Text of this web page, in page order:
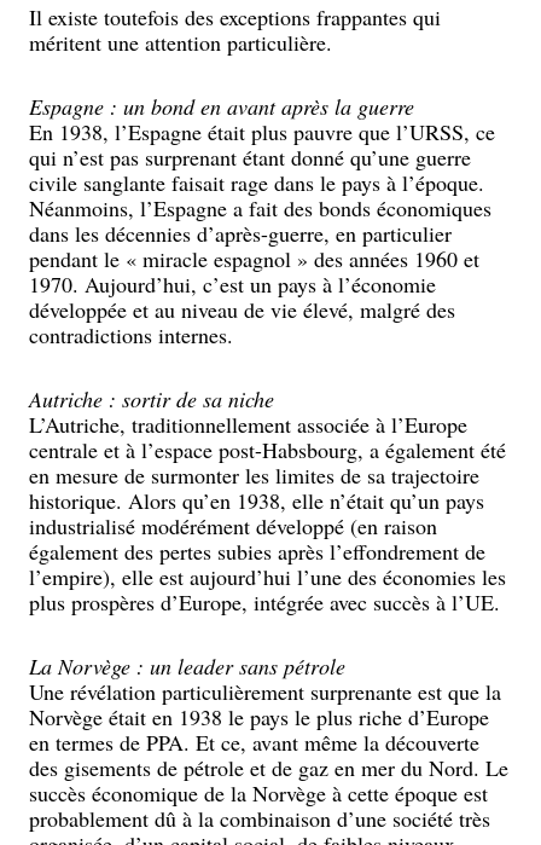
Il existe toutefois des exceptions frappantes qui
méritent une attention particulière.
Espagne : un bond en avant après la guerre
En 1938, l’Espagne était plus pauvre que l’URSS, ce
qui n’est pas surprenant étant donné qu’une guerre
civile sanglante faisait rage dans le pays à l’époque.
Néanmoins, l’Espagne a fait des bonds économiques
dans les décennies d’après-guerre, en particulier
pendant le « miracle espagnol » des années 1960 et
1970. Aujourd’hui, c’est un pays à l’économie
développée et au niveau de vie élevé, malgré des
contradictions internes.
Autriche : sortir de sa niche
L’Autriche, traditionnellement associée à l’Europe
centrale et à l’espace post-Habsbourg, a également été
en mesure de surmonter les limites de sa trajectoire
historique. Alors qu’en 1938, elle n’était qu’un pays
industrialisé modérément développé (en raison
également des pertes subies après l’effondrement de
l’empire), elle est aujourd’hui l’une des économies les
plus prospères d’Europe, intégrée avec succès à l’UE.
La Norvège : un leader sans pétrole
Une révélation particulièrement surprenante est que la
Norvège était en 1938 le pays le plus riche d’Europe
en termes de PPA. Et ce, avant même la découverte
des gisements de pétrole et de gaz en mer du Nord. Le
succès économique de la Norvège à cette époque est
probablement dû à la combinaison d’une société très